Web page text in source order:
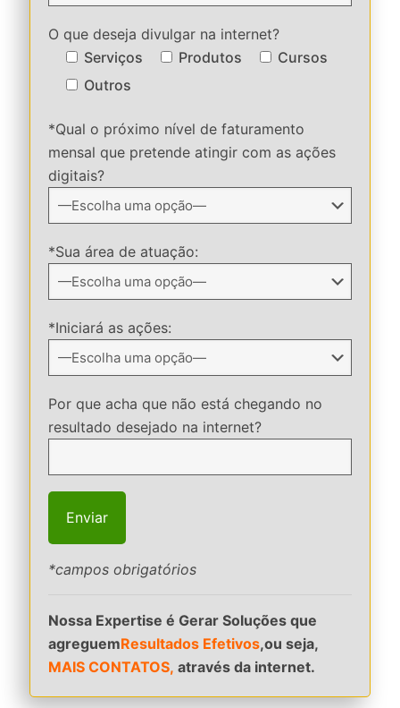
O que deseja divulgar na internet?
Serviços
Produtos
Cursos
Outros
*Qual o próximo nível de faturamento
mensal que pretende atingir com as ações
digitais?
*Sua área de atuação:
*Iniciará as ações:
Por que acha que não está chegando no
resultado desejado na internet?
*campos obrigatórios
Nossa Expertise é Gerar Soluções que
agreguemResultados Efetivos,ou seja,
MAIS CONTATOS, através da internet.